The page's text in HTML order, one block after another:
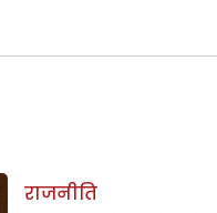
राजनीति